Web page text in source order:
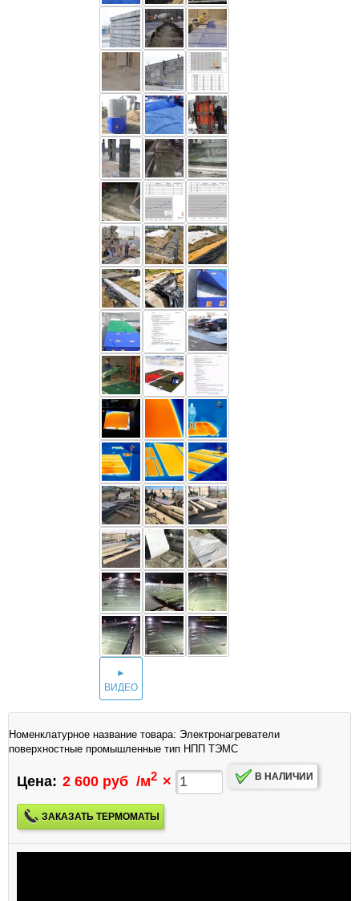
►
ВИДЕО
Номенклатурное название товара: Электронагреватели
поверхностные промышленные тип НПП ТЭМС
Цена: 2 600 руб /м2 × В НАЛИЧИИ
ЗАКАЗАТЬ ТЕРМОМАТЫ